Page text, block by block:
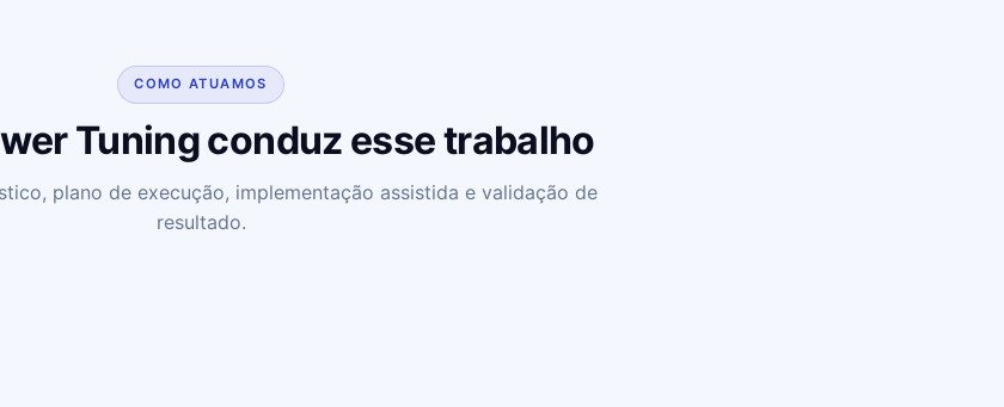
COMO ATUAMOS
Tuning conduz esse trabalho
plano de execução, implementação assistida e validação de
resultado.